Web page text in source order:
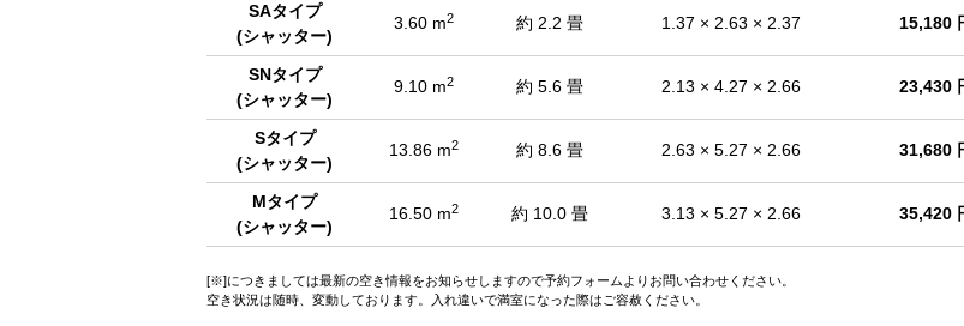
SAタイプ
(シャッター)
3.60 m2 約 2.2 畳 1.37 × 2.63 × 2.37 15,180
SNタイプ
(シャッター)
9.10 m2 約 5.6 畳 2.13 × 4.27 × 2.66 23,430
Sタイプ
(シャッター)
13.86 m2 約 8.6 畳 2.63 × 5.27 × 2.66 31,680
Mタイプ
(シャッター)
16.50 m2 約 10.0 畳 3.13 × 5.27 × 2.66 35,420
[※]につきましては最新の空き情報をお知らせしますので予約フォームよりお問い合わせください。
空き状況は随時、変動しております。入れ違いで満室になった際はご容赦ください。